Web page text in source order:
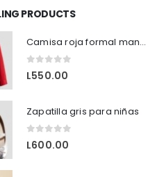
PRODUCTS
Camisa roja formal manga larga H&M
0out of 5
L550.00
Zapatilla gris para niñas
0out of 5
L600.00